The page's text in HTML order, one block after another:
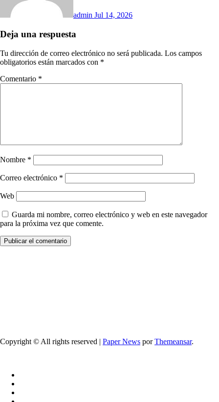
admin Jul 14, 2026
Deja una respuesta
Tu dirección de correo electrónico no será publicada. Los campos
obligatorios están marcados con *
Comentario *
Nombre *
Correo electrónico *
Web
Guarda mi nombre, correo electrónico y web en este navegador
para la próxima vez que comente.
Copyright © All rights reserved | Paper News porThemeansar.